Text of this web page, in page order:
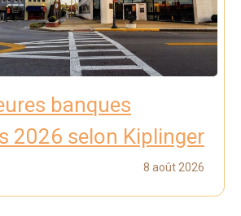
banques
2026 selon Kiplinger
8 août 2026